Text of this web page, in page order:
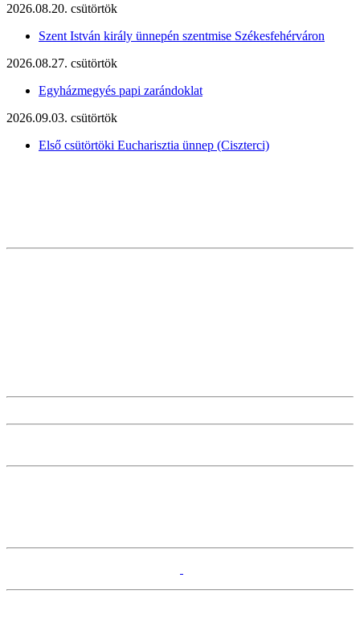
2026.08.20. csütörtök
Szent István király ünnepén szentmise Székesfehérváron
2026.08.27. csütörtök
Egyházmegyés papi zarándoklat
2026.09.03. csütörtök
Első csütörtöki Eucharisztia ünnep (Ciszterci)